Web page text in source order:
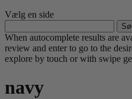
Vælg en side
efter:
When autocomplete results are
review and enter to go to the
explore by touch or with swipe
navy